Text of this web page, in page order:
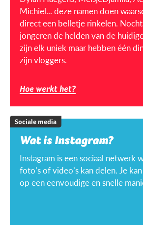
Michiel... deze namen doen
direct een belletje rinkelen.
jongeren de helden van de
zijn elk uniek maar hebben één
zijn vloggers.
Hoe werkt het?
Sociale media
Wat is Instagram?
Instagram is een sociaal netwerk
foto’s of video’s kan delen. Je
op een eenvoudige en snelle